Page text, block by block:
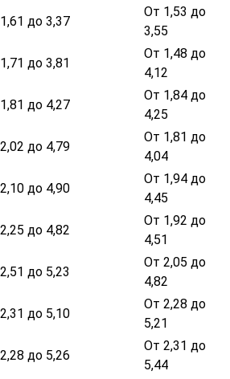
до 3,37
От 1,53 до
3,55
до 3,81
От 1,48 до
4,12
до 4,27
От 1,84 до
4,25
до 4,79
От 1,81 до
4,04
до 4,90
От 1,94 до
4,45
до 4,82
От 1,92 до
4,51
до 5,23
От 2,05 до
4,82
до 5,10
От 2,28 до
5,21
до 5,26
От 2,31 до
5,44